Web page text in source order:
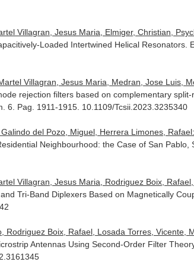
Villagran, Jesus Maria, Elmiger, Christian,
Loaded Intertwined Helical Resonators.
Villagran, Jesus Maria, Medran, Jose Luis,
rejection filters based on complementary split-
6. Pag. 1911-1915. 10.1109/Tcsii.2023.3235340
del Pozo, Miguel, Herrera Limones, Rafael:
Neighbourhood: the Case of San Pablo,
Villagran, Jesus Maria, Rodriguez Boix,
Tri-Band Diplexers Based on Magnetically
Rodriguez Boix, Rafael, Losada Torres, Vicente,
Antennas Using Second-Order Filter